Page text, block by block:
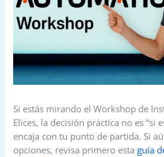
Si estás mirando el Workshop de
Elices, la decisión práctica no es “si
encaja con tu punto de partida. Si
opciones, revisa primero esta guía